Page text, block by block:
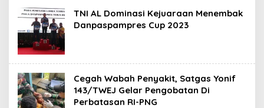
TNI AL Dominasi Kejuaraan Menembak
Danpaspampres Cup 2023
Cegah Wabah Penyakit, Satgas Yonif
143/TWEJ Gelar Pengobatan Di
Perbatasan RI-PNG